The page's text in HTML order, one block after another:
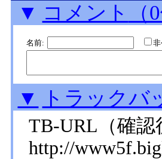
▼ コメント （
名前:
▼ トラックバ
TB-URL （確
http://